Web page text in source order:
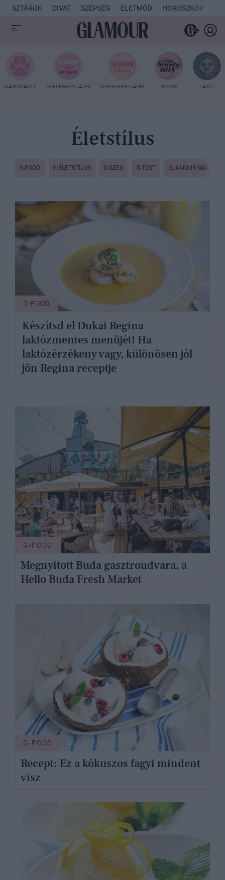
SZTÁROK DIVAT SZÉPSÉG ÉLETMÓD HOROSZKÓP
MANCSPARTY NYEREMÉNYJÁTÉK NYEREMÉNYJÁTÉK SYOSS TAROT
Életstílus
G-FOOD G-ÉLETSTÍLUS G-SZEX G-TEST GLAMOUR MAMI
G-FOOD
Készítsd el Dukai Regina
laktózmentes menüjét! Ha
laktózérzékeny vagy, különösen jól
jön Regina receptje
G-FOOD
Megnyitott Buda gasztroudvara, a
Hello Buda Fresh Market
G-FOOD
Recept: Ez a kókuszos fagyi mindent
visz